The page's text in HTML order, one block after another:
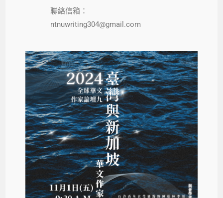
聯絡信箱：
ntnuwriting304@gmail.com